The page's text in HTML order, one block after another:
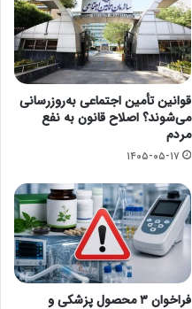
قوانین تأمین اجتماعی به‌روزرسانی
می‌شوند؟ اصلاح قانون به نفع
مردم
۱۴۰۵-۰۵-۱۷
فراخوان ۳ محصول پزشکی و